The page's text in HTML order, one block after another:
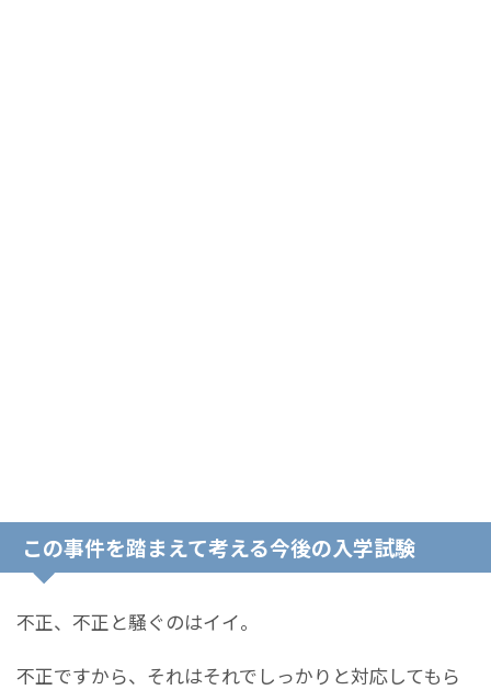
この事件を踏まえて考える今後の入学試験
不正、不正と騒ぐのはイイ。
不正ですから、それはそれでしっかりと対応してもら